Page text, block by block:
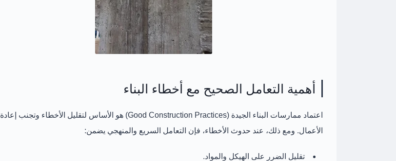
أهمية التعامل الصحيح مع أخطاء البناء
اعتماد ممارسات البناء الجيدة (Good Construction Practices)
هو الأساس لتقليل الأخطاء وتجنب إعادة
الأعمال. ومع ذلك، عند حدوث الأخطاء، فإن التعامل السريع والمنهجي يضمن:
تقليل الضرر على الهيكل والمواد.